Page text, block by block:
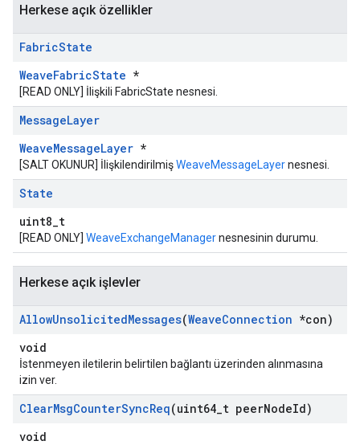
Herkese açık özellikler
FabricState
WeaveFabricState *
[READ ONLY] İlişkili FabricState nesnesi.
MessageLayer
WeaveMessageLayer *
[SALT OKUNUR] İlişkilendirilmişWeaveMessageLayernesnesi.
State
uint8_t
[READ ONLY] WeaveExchangeManagernesnesinin durumu.
Herkese açık işlevler
AllowUnsolicitedMessages(WeaveConnection *con)
void
İstenmeyen iletilerin belirtilen bağlantı üzerinden alınmasına
izin ver.
ClearMsgCounterSyncReq(uint64 t peerNodeId)
void